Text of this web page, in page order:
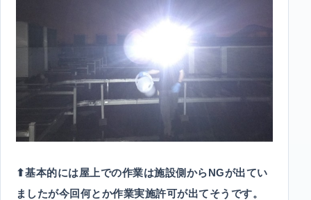
⬆︎基本的には屋上での作業は施設側からNGが出てい
ましたが今回何とか作業実施許可が出てそうです。